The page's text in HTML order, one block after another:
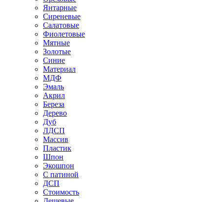
Янтарные
Сиреневые
Салатовые
Фиолетовые
Мятные
Золотые
Синие
Материал
МДФ
Эмаль
Акрил
Береза
Дерево
Дуб
ЛДСП
Массив
Пластик
Шпон
Экошпон
С патиной
ДСП
Стоимость